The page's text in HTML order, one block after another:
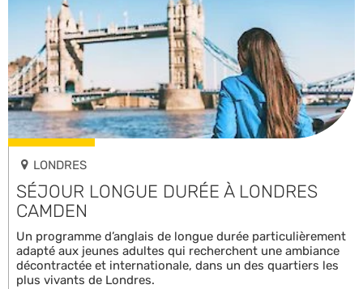
LONDRES
SÉJOUR LONGUE DURÉE À LONDRES
CAMDEN
Un programme d’anglais de longue durée particulièrement
adapté aux jeunes adultes qui recherchent une ambiance
décontractée et internationale, dans un des quartiers les
plus vivants de Londres.